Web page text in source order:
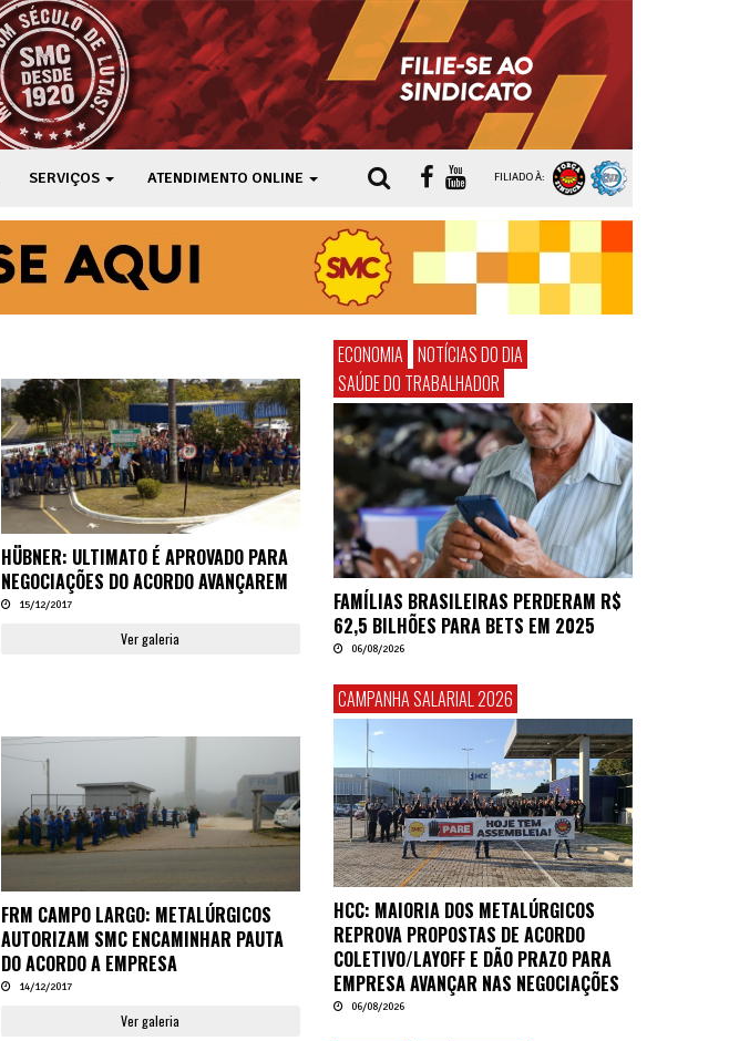
SERVIÇOS ATENDIMENTO ONLINE FILIADO À:
HÜBNER: ULTIMATO É APROVADO PARA
NEGOCIAÇÕES DO ACORDO AVANÇAREM
15/12/2017
Ver galeria
FRM CAMPO LARGO: METALÚRGICOS
AUTORIZAM SMC ENCAMINHAR PAUTA
DO ACORDO A EMPRESA
14/12/2017
Ver galeria
ECONOMIA NOTÍCIAS DO DIA
SAÚDE DO TRABALHADOR
FAMÍLIAS BRASILEIRAS PERDERAM R$
62,5 BILHÕES PARA BETS EM 2025
06/08/2026
CAMPANHA SALARIAL 2026
HCC: MAIORIA DOS METALÚRGICOS
REPROVA PROPOSTAS DE ACORDO
COLETIVO/LAYOFF E DÃO PRAZO PARA
EMPRESA AVANÇAR NAS NEGOCIAÇÕES
06/08/2026